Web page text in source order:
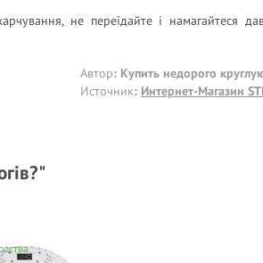
не переїдайте і намагайтеся
Автор: Купить недорого
Источник: Интернет-Магазин